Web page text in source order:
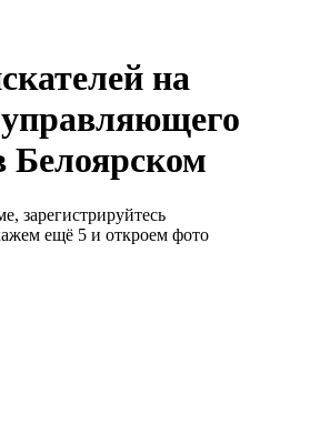
на
Белоярском
зарегистрируйтесь
ещё 5 и откроем фото